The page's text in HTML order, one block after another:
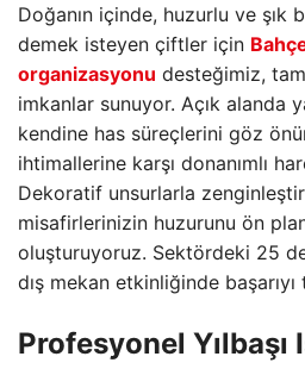
Doğanın içinde, huzurlu ve şık
demek isteyen çiftler için
organizasyonu desteğimiz,
imkanlar sunuyor. Açık alanda
kendine has süreçlerini göz
ihtimallerine karşı donanımlı
Dekoratif unsurlarla
misafirlerinizin huzurunu ön
oluşturuyoruz. Sektördeki 25
dış mekan etkinliğinde
Profesyonel Yılbaşı